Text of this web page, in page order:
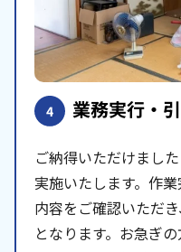
4 業務実行・
ご納得いただけまし
実施いたします。作
内容をご確認いただ
となります。お急ぎ